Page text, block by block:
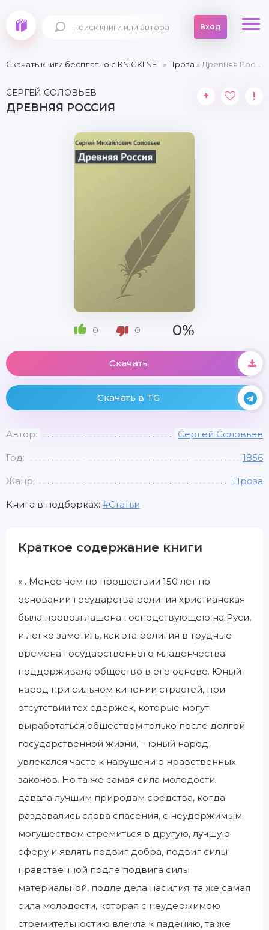
Вход
Скачать книги бесплатно c KNIGKI.NET» Проза » Древняя Россия
СЕРГЕЙ СОЛОВЬЕВ
ДРЕВНЯЯ РОССИЯ
+ !
0 0 0%
Скачать
Скачать в TG
Автор: Сергей Соловьев
Год: 1856
Жанр: Проза
Книга в подборках: Статьи
Краткое содержание книги
«…Менее чем по прошествии 150 лет по
основании государства религия христианская
была провозглашена господствующею на Руси,
и легко заметить, как эта религия в трудные
времена государственного младенчества
поддерживала общество в его основе. Юный
народ при сильном кипении страстей, при
отсутствии тех сдержек, которые могут
выработаться обществом только после долгой
государственной жизни, – юный народ
увлекался часто к нарушению нравственных
законов. Но та же самая сила молодости
давала лучшим природам средства, когда
раздавались слова спасения, с неудержимым
могуществом стремиться в другую, лучшую
сферу и являть подвиг добра, подвиг силы
нравственной подле подвига силы
материальной, подле дела насилия; та же самая
сила молодости, которая с неудержимою
стремительностию влекла к падению, та же